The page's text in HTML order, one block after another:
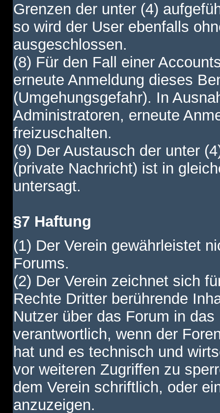
Grenzen der unter (4)
so wird der User ebenfalls
ausgeschlossen.
(8) Für den Fall einer
erneute Anmeldung dieses
(Umgehungsgefahr). In
Administratoren, erneute
freizuschalten.
(9) Der Austausch der unter
(private Nachricht) ist in
untersagt.
§7 Haftung
(1) Der Verein gewährleistet
Forums.
(2) Der Verein zeichnet sich
Rechte Dritter berührende
Nutzer über das Forum in
verantwortlich, wenn der
hat und es technisch und
vor weiteren Zugriffen zu
dem Verein schriftlich, oder
anzuzeigen.